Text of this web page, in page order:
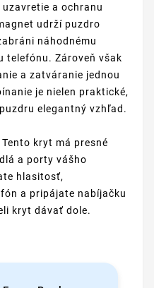
uzavretie a ochranu
udrží puzdro
náhodnému
telefónu. Zároveň však
a zatváranie jednou
je nielen praktické,
elegantný vzhľad.
Tento kryt má presné
a porty vášho
hlasitosť,
a pripájate nabíjačku
kryt dávať dole.